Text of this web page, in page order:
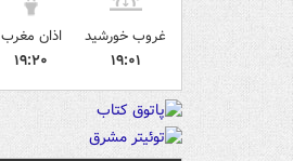
غروب خورشید
۱۹:۰۱
اذان مغرب
۱۹:۲۰